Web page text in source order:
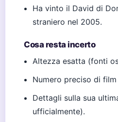
Ha vinto il David di
straniero nel 2005.
Cosa resta incerto
Altezza esatta (fonti
Numero preciso di
Dettagli sulla sua
ufficialmente).